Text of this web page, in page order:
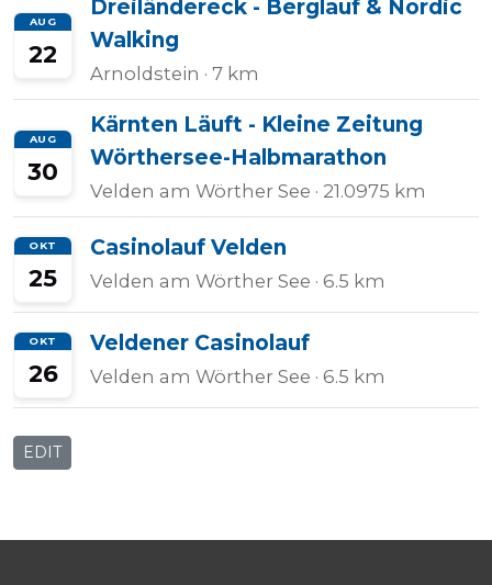
AUG
22
Dreiländereck - Berglauf & Nordic
Walking
Arnoldstein · 7 km
AUG
30
Kärnten Läuft - Kleine Zeitung
Wörthersee-Halbmarathon
Velden am Wörther See · 21.0975 km
OKT
25
Casinolauf Velden
Velden am Wörther See · 6.5 km
OKT
26
Veldener Casinolauf
Velden am Wörther See · 6.5 km
EDIT